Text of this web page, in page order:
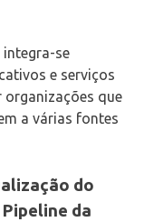
integra-se
e serviços
organizações que
a várias fontes
do
da